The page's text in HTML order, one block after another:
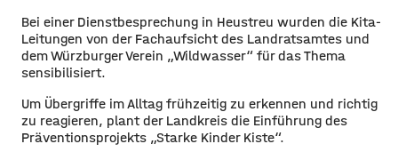
Bei einer Dienstbesprechung in Heustreu wurden die Kita-
Leitungen von der Fachaufsicht des Landratsamtes und
dem Würzburger Verein „Wildwasser“ für das Thema
sensibilisiert.
Um Übergriffe im Alltag frühzeitig zu erkennen und richtig
zu reagieren, plant der Landkreis die Einführung des
Präventionsprojekts „Starke Kinder Kiste“.